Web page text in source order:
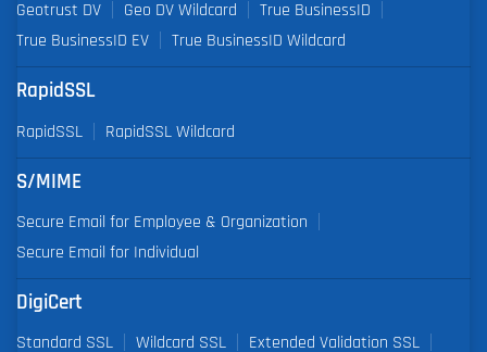
Geotrust DV Geo DV Wildcard
True BusinessID
True BusinessID EV
True BusinessID Wildcard
RapidSSL
RapidSSL RapidSSL Wildcard
S/MIME
Secure Email for Employee & Organization
Secure Email for Individual
DigiCert
Standard SSL Wildcard SSL
Extended Validation SSL